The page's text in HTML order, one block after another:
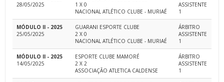
28/05/2025
1 X 0
NACIONAL ATLÉTICO CLUBE - MURIAÉ
ASSISTENTE
1
MÓDULO II - 2025
25/05/2025
GUARANI ESPORTE CLUBE
2 X 0
NACIONAL ATLÉTICO CLUBE - MURIAÉ
ÁRBITRO
ASSISTENTE
1
MÓDULO II - 2025
14/05/2025
ESPORTE CLUBE MAMORÉ
2 X 2
ASSOCIAÇÃO ATLETICA CALDENSE
ÁRBITRO
ASSISTENTE
1